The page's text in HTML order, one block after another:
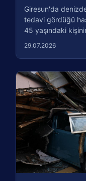
Giresun'da
tedavi gördüğü
45 yaşındaki
29.07.2026